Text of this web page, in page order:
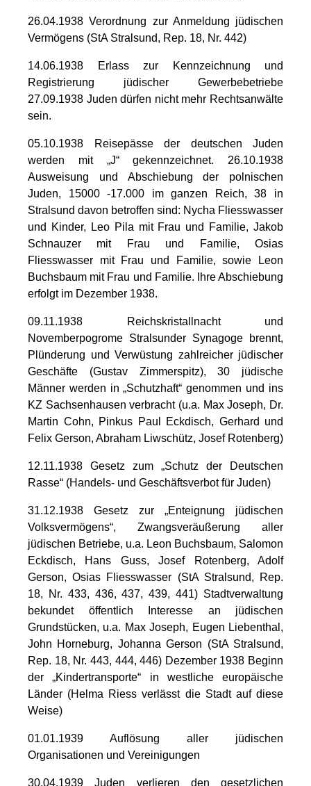
26.04.1938 Verordnung zur Anmeldung jüdischen
Vermögens (StA Stralsund, Rep. 18, Nr. 442)
14.06.1938 Erlass zur Kennzeichnung und
Registrierung jüdischer Gewerbebetriebe
27.09.1938 Juden dürfen nicht mehr Rechtsanwälte
sein.
05.10.1938 Reisepässe der deutschen Juden
werden mit „J“ gekennzeichnet. 26.10.1938
Ausweisung und Abschiebung der polnischen
Juden, 15000 -17.000 im ganzen Reich, 38 in
Stralsund davon betroffen sind: Nycha Fliesswasser
und Kinder, Leo Pila mit Frau und Familie, Jakob
Schnauzer mit Frau und Familie, Osias
Fliesswasser mit Frau und Familie, sowie Leon
Buchsbaum mit Frau und Familie. Ihre Abschiebung
erfolgt im Dezember 1938.
09.11.1938 Reichskristallnacht und
Novemberpogrome Stralsunder Synagoge brennt,
Plünderung und Verwüstung zahlreicher jüdischer
Geschäfte (Gustav Zimmerspitz), 30 jüdische
Männer werden in „Schutzhaft“ genommen und ins
KZ Sachsenhausen verbracht (u.a. Max Joseph, Dr.
Martin Cohn, Pinkus Paul Eckdisch, Gerhard und
Felix Gerson, Abraham Liwschütz, Josef Rotenberg)
12.11.1938 Gesetz zum „Schutz der Deutschen
Rasse“ (Handels- und Geschäftsverbot für Juden)
31.12.1938 Gesetz zur „Enteignung jüdischen
Volksvermögens“, Zwangsveräußerung aller
jüdischen Betriebe, u.a. Leon Buchsbaum, Salomon
Eckdisch, Hans Guss, Josef Rotenberg, Adolf
Gerson, Osias Fliesswasser (StA Stralsund, Rep.
18, Nr. 433, 436, 437, 439, 441) Stadtverwaltung
bekundet öffentlich Interesse an jüdischen
Grundstücken, u.a. Max Joseph, Eugen Liebenthal,
John Horneburg, Johanna Gerson (StA Stralsund,
Rep. 18, Nr. 443, 444, 446) Dezember 1938 Beginn
der „Kindertransporte“ in westliche europäische
Länder (Helma Riess verlässt die Stadt auf diese
Weise)
01.01.1939 Auflösung aller jüdischen
Organisationen und Vereinigungen
30.04.1939 Juden verlieren den gesetzlichen